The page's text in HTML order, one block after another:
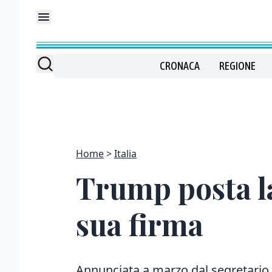
CRONACA REGIONE
Home Italia
Trump posta
sua firma